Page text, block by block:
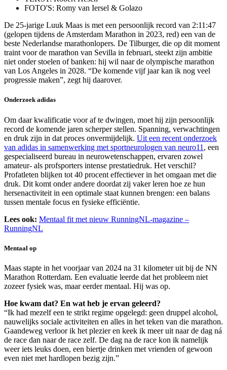
FOTO'S: Romy van Iersel & Golazo
De 25-jarige Luuk Maas is met een persoonlijk record van 2:11:47
(gelopen tijdens de Amsterdam Marathon in 2023, red) een van de
beste Nederlandse marathonlopers. De Tilburger, die op dit moment
traint voor de marathon van Sevilla in februari, steekt zijn ambitie
niet onder stoelen of banken: hij wil naar de olympische marathon
van Los Angeles in 2028. “De komende vijf jaar kan ik nog veel
progressie maken”, zegt hij daarover.
Onderzoek adidas
Om daar kwalificatie voor af te dwingen, moet hij zijn persoonlijk
record de komende jaren scherper stellen. Spanning, verwachtingen
en druk zijn in dat proces onvermijdelijk. Uit een recent onderzoek
van adidas in samenwerking met sportneurologen van neuro11 , een
gespecialiseerd bureau in neurowetenschappen, ervaren zowel
amateur- als profsporters intense prestatiedruk. Het verschil?
Profatleten blijken tot 40 procent effectiever in het omgaan met die
druk. Dit komt onder andere doordat zij vaker leren hoe ze hun
hersenactiviteit in een optimale staat kunnen brengen: een balans
tussen mentale focus en fysieke efficiëntie.
Lees ook: Mentaal fit met nieuw RunningNL-magazine –
RunningNL
Mentaal op
Maas stapte in het voorjaar van 2024 na 31 kilometer uit bij de NN
Marathon Rotterdam. Een evaluatie leerde dat het probleem niet
zozeer fysiek was, maar eerder mentaal. Hij was op.
Hoe kwam dat? En wat heb je ervan geleerd?
“Ik had mezelf een te strikt regime opgelegd: geen druppel alcohol,
nauwelijks sociale activiteiten en alles in het teken van die marathon.
Gaandeweg verloor ik het plezier en keek ik meer uit naar de dag ná
de race dan naar de race zelf. De dag na de race kon ik namelijk
weer iets leuks doen, een biertje drinken met vrienden of gewoon
even niet met hardlopen bezig zijn.”